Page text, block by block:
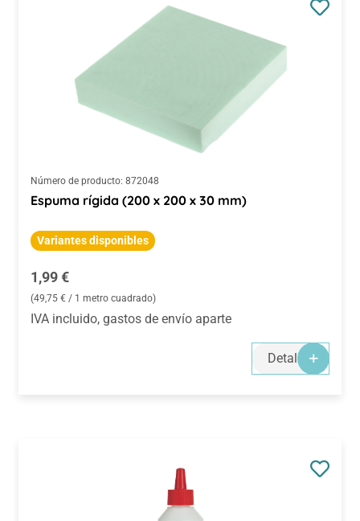
Número de producto: 872048
Espuma rígida (200 x 200 x 30 mm)
Variantes disponibles
Precio normal:
1,99 €
(49,75 € / 1 metro cuadrado)
IVA incluido, gastos de envío aparte
Detalles